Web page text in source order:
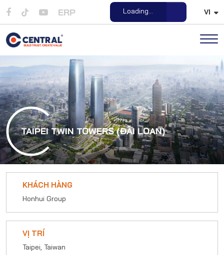
ERP Loading... VI
TAIPEI TWIN TOWERS (ĐÀI LOAN)
KHÁCH HÀNG
Honhui Group
VỊ TRÍ
Taipei, Taiwan